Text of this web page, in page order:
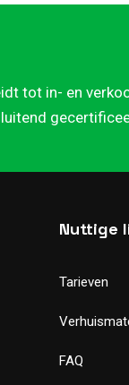
tot in- en
Nuttige
Tarieven
FAQ